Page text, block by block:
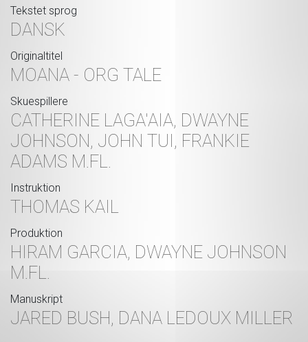
Tekstet sprog
DANSK
Originaltitel
MOANA - ORG TALE
Skuespillere
CATHERINE LAGA'AIA, DWAYNE
JOHNSON, JOHN TUI, FRANKIE
ADAMS M.FL.
Instruktion
THOMAS KAIL
Produktion
HIRAM GARCIA, DWAYNE JOHNSON
M.FL.
Manuskript
JARED BUSH, DANA LEDOUX MILLER